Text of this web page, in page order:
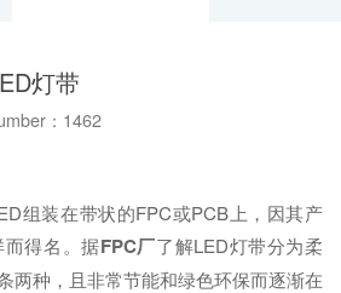
灯带
：1462
组装在带状的FPC或PCB上，因其产
得名。据FPC厂了解LED灯带分为柔
两种，且非常节能和绿色环保而逐渐在